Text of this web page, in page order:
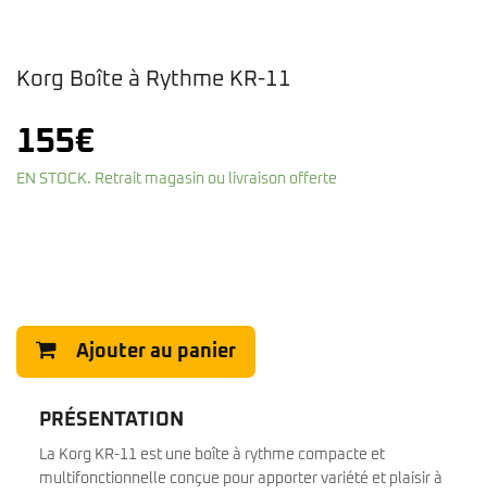
Korg Boîte à Rythme KR-11
155€
EN STOCK. Retrait magasin ou livraison offerte
Ajouter au panier
PRÉSENTATION
La Korg KR-11 est une boîte à rythme compacte et
multifonctionnelle conçue pour apporter variété et plaisir à